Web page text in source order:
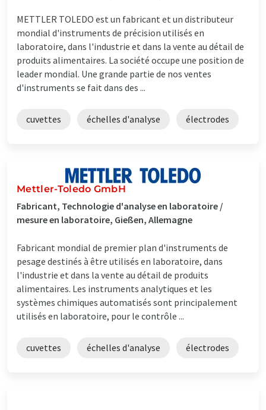
METTLER TOLEDO est un fabricant et un distributeur
mondial d'instruments de précision utilisés en
laboratoire, dans l'industrie et dans la vente au détail de
produits alimentaires. La société occupe une position de
leader mondial. Une grande partie de nos ventes
d'instruments se fait dans des ...
cuvettes échelles d'analyse électrodes
Mettler-Toledo GmbH
Fabricant, Technologie d'analyse en laboratoire /
mesure en laboratoire, Gießen, Allemagne
Fabricant mondial de premier plan d'instruments de
pesage destinés à être utilisés en laboratoire, dans
l'industrie et dans la vente au détail de produits
alimentaires. Les instruments analytiques et les
systèmes chimiques automatisés sont principalement
utilisés en laboratoire, pour le contrôle ...
cuvettes échelles d'analyse électrodes